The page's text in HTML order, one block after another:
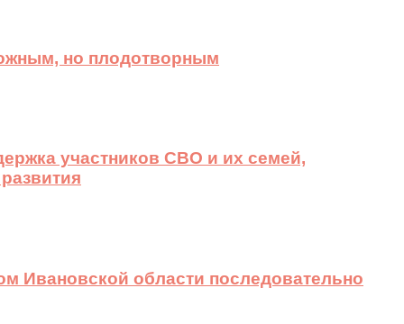
но плодотворным
участников СВО и их семей,
Ивановской области последовательно